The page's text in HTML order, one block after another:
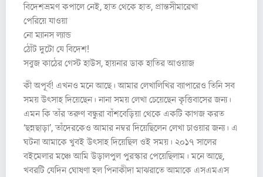
বিদেশভ্রমণ কপালে নেই, হাত থেকে হাত, প্রান্তসীমারেখা
পেরিয়ে যাওয়া
নো ম্যানস ল্যান্ড
ঠোঁট দুটো যে বিদেশ!
সবুজ কাঠের গেস্ট হাউস, হায়নার ডাক হাতির আওয়াজ
কী অপূর্ব! এখনও মনে আছে। আমার লেখালিখির ব্যাপারেও তিনি সব
সময় উৎসাহ দিয়েছেন। নানা সময় লেখা চেয়েছেন কৃত্তিবাসের জন্য।
এমন কি তাঁর তরুণ বন্ধুরা বাঁশবেড়িয়া থেকে একটি কাগজ করত
‘ছন্নছাড়া’, তাঁদেরকেও আমার নম্বর দিয়েছিলেন লেখা চাওয়ার জন্য। এ
ঘটনা আমাকে খুবই উৎসাহ দিয়েছিল ওই সময়। ২০১৭ সালের
বইমেলার মঞ্চে আমি উড়ালপুল পুরস্কার পেয়েছিলাম। মনে আছে,
খবরটি যেদিন ঘোষণা হল পিনাকীদা মাঝরাতে আমাকে এসএমএস